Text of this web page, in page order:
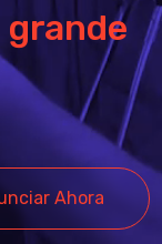
grande
Ahora